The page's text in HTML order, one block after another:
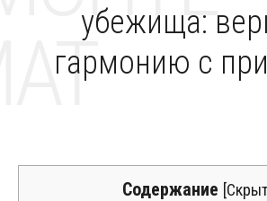
убежища:
гармонию с
Содержание [